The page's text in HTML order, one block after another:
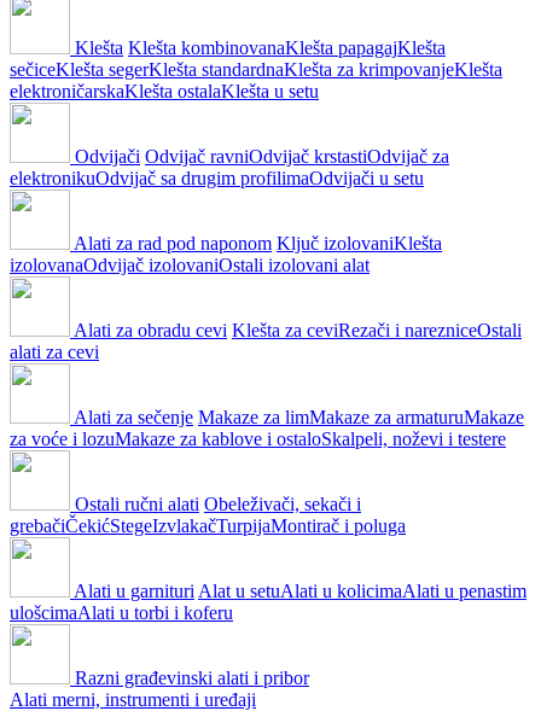
Klešta Klešta kombinovanaKlešta papagajKlešta
sečiceKlešta segerKlešta standardnaKlešta za krimpovanjeKlešta
elektroničarskaKlešta ostalaKlešta u setu
Odvijači Odvijač ravniOdvijač krstastiOdvijač za
elektronikuOdvijač sa drugim profilimaOdvijači u setu
Alati za rad pod naponom Ključ izolovaniKlešta
izolovanaOdvijač izolovaniOstali izolovani alat
Alati za obradu cevi Klešta za ceviRezači i narezniceOstali
alati za cevi
Alati za sečenje Makaze za limMakaze za armaturuMakaze
za voće i lozuMakaze za kablove i ostaloSkalpeli, noževi i testere
Ostali ručni alati Obeleživači, sekači i
grebačiČekićStegeIzvlakačTurpijaMontirač i poluga
Alati u garnituri Alat u setuAlati u kolicimaAlati u penastim
ulošcimaAlati u torbi i koferu
Razni građevinski alati i pribor
Alati merni, instrumenti i uređaji